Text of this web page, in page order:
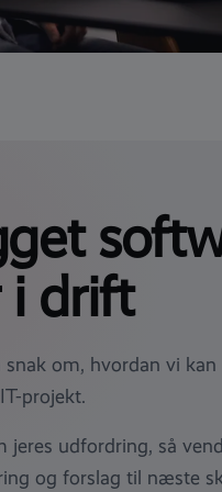
i drift
snak om, hvordan vi
projekt.
jeres udfordring, så
og forslag til næste